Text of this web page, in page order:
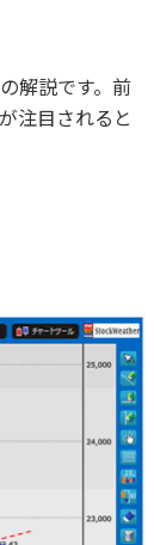
解説です。前
注目されると